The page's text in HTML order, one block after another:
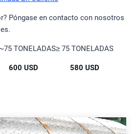
Póngase en contacto con nosotros
TONELADAS
600 USD
≥ 75 TONELADAS
580 USD